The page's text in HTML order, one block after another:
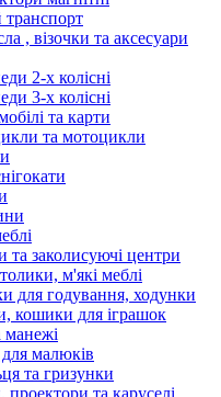
, візочки та аксесуари
2-х колісні
3-х колісні
та карти
та мотоцикли
та заколисуючі центри
м'які меблі
для годування, ходунки
кошики для іграшок
манежі
малюків
та гризунки
проектори та каруселі